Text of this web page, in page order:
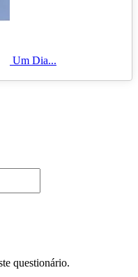
Um Dia...
questionário.